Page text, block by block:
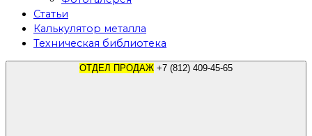
Статьи
Калькулятор металла
Техническая библиотека
ОТДЕЛ ПРОДАЖ